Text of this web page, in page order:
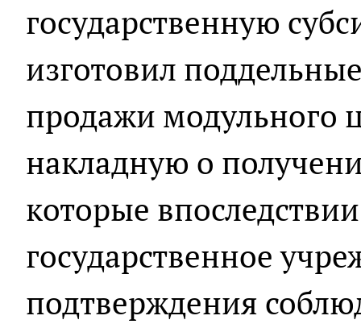
государственную
изготовил
продажи модульного
накладную о
которые
государственное
подтверждения